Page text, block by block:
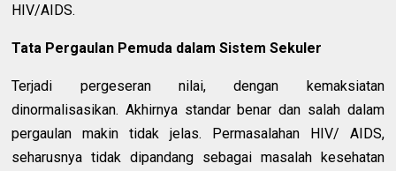
HIV/AIDS.
Tata Pergaulan Pemuda dalam Sistem Sekuler
Terjadi pergeseran nilai, dengan kemaksiatan
dinormalisasikan. Akhirnya standar benar dan salah dalam
pergaulan makin tidak jelas. Permasalahan HIV/ AIDS,
seharusnya tidak dipandang sebagai masalah kesehatan